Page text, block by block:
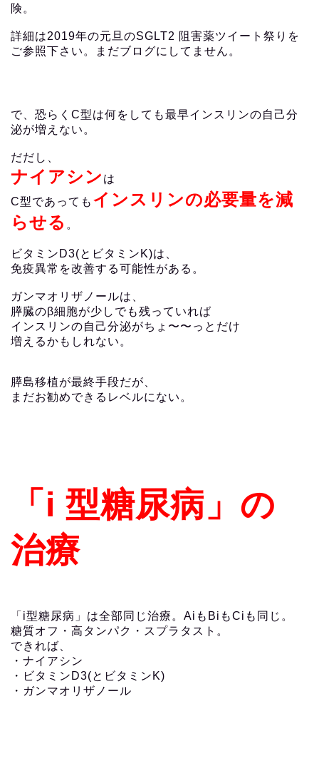
険。
詳細は2019年の元旦のSGLT2 阻害薬ツイート祭りを
ご参照下さい。まだブログにしてません。
で、恐らくC型は何をしても最早インスリンの自己分
泌が増えない。
だだし、
ナイアシン は
C型であっても インスリンの必要量を減
らせる 。
ビタミンD3(とビタミンK)は、
免疫異常を改善する可能性がある。
ガンマオリザノールは、
膵臓のβ細胞が少しでも残っていれば
インスリンの自己分泌がちょ〜〜っとだけ
増えるかもしれない。
膵島移植が最終手段だが、
まだお勧めできるレベルにない。
「i 型糖尿病」の
治療
「i型糖尿病」は全部同じ治療。AiもBiもCiも同じ。
糖質オフ・高タンパク・スプラタスト。
できれば、
・ナイアシン
・ビタミンD3(とビタミンK)
・ガンマオリザノール